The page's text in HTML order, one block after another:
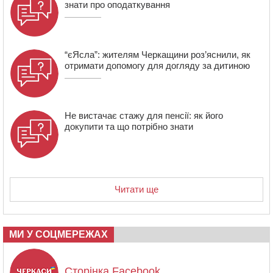
річним прикордонником
знати про оподаткування
“єЯсла”: жителям Черкащини роз’яснили, як
отримати допомогу для догляду за дитиною
Не вистачає стажу для пенсії: як його
докупити та що потрібно знати
Читати ще
МИ У СОЦМЕРЕЖАХ